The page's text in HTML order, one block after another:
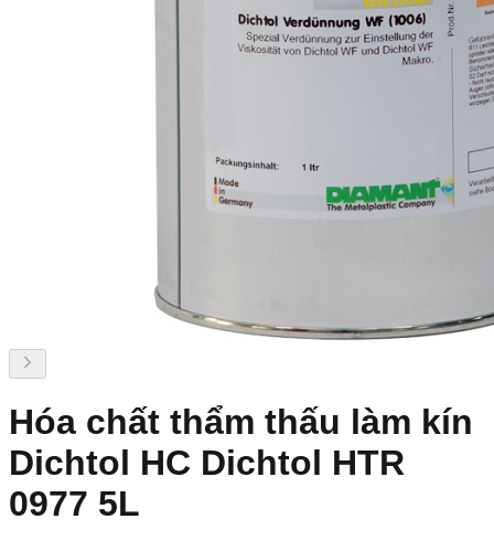
Hóa chất thẩm thấu làm kín
Dichtol HC Dichtol HTR
0977 5L